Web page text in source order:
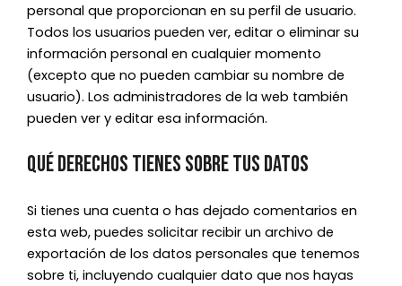
personal que proporcionan en su perfil de usuario.
Todos los usuarios pueden ver, editar o eliminar su
información personal en cualquier momento
(excepto que no pueden cambiar su nombre de
usuario). Los administradores de la web también
pueden ver y editar esa información.
Qué derechos tienes sobre tus datos
Si tienes una cuenta o has dejado comentarios en
esta web, puedes solicitar recibir un archivo de
exportación de los datos personales que tenemos
sobre ti, incluyendo cualquier dato que nos hayas